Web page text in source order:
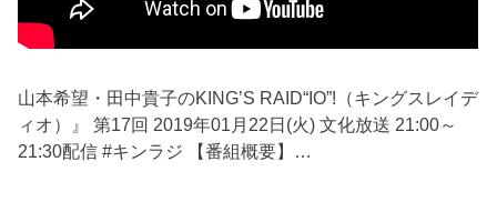
山本希望・田中貴子のKING’S RAID“IO”!（キングスレイデ
ィオ）』 第17回 2019年01月22日(火) 文化放送 21:00～
21:30配信 #キンラジ 【番組概要】…